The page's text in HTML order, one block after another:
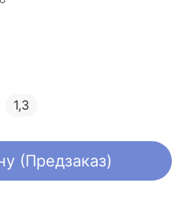
1,3
(Предзаказ)